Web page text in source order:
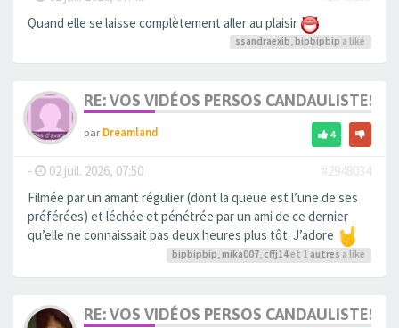
Quand elle se laisse complètement aller au plaisir
ssandraexib, bipbipbip a liké
RE: VOS VIDÉOS PERSOS CANDAULISTES
parDreamland 4
- 02 juil. 2026, 07:50
#2948034
Filmée par un amant régulier (dont la queue est l’une de ses
préférées) et léchée et pénétrée par un ami de ce dernier
qu’elle ne connaissait pas deux heures plus tôt. J’adore
bipbipbip, mika007, cffj14et 1 autres a liké
RE: VOS VIDÉOS PERSOS CANDAULISTES